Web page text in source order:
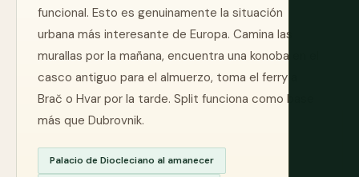
funcional. Esto es genuinamente la situación
urbana más interesante de Europa. Camina las
murallas por la mañana, encuentra una konoba en el
casco antiguo para el almuerzo, toma el ferry a
Brač o Hvar por la tarde. Split funciona como base
más que Dubrovnik.
Palacio de Diocleciano al amanecer